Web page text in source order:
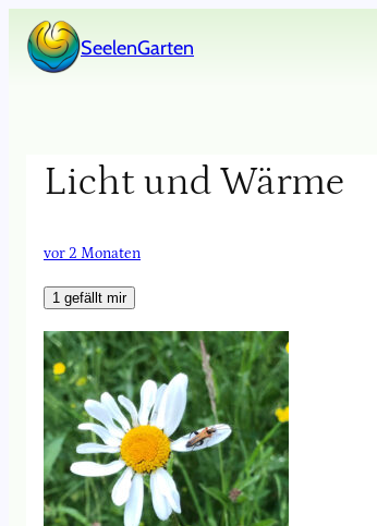
Zum
Inhalt
springen
SeelenGarten
Licht und Wärme
vor 2 Monaten
1 gefällt mir